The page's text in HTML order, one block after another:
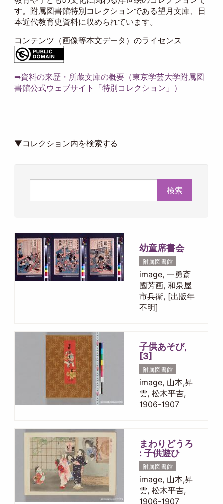
す。附属図書館特別コレクションである望月文庫、日
本近代教育史資料に収められています。
コンテンツ（画像等本文データ）のライセンス
➡資料の来歴・所蔵文庫の概要（東京学芸大学附属図
書館公式ウェブサイト「特別コレクション」）
▼コレクション内を検索する
検索
幼童席書会
附属図書館
image, 一勇斎
國芳画, 和泉屋
市兵衛, [出版年
不明]
子供あそび,
[3]
附属図書館
image, 山本,昇
雲, 松木平吉,
1906-1907
まわりどうろ
: 子供遊ひ
附属図書館
image, 山本,昇
雲, 松木平吉,
1906-1907